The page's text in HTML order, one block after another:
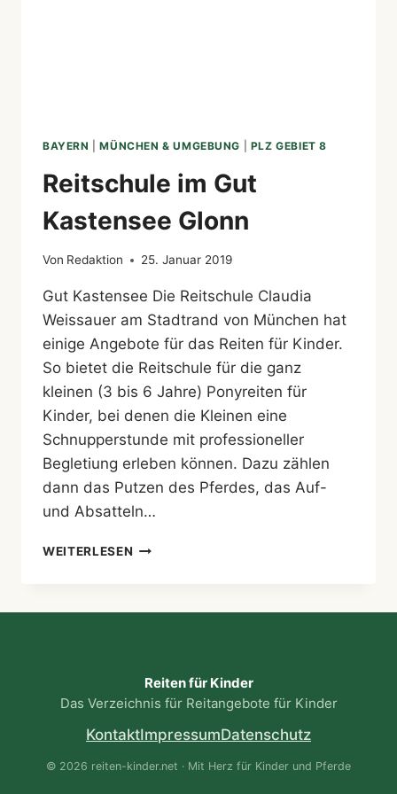
BAYERN |MÜNCHEN & UMGEBUNG PLZ GEBIET 8
Reitschule im Gut
Kastensee Glonn
Von Redaktion 25. Januar 2019
Gut Kastensee Die Reitschule Claudia
Weissauer am Stadtrand von München hat
einige Angebote für das Reiten für Kinder.
So bietet die Reitschule für die ganz
kleinen (3 bis 6 Jahre) Ponyreiten für
Kinder, bei denen die Kleinen eine
Schnupperstunde mit professioneller
Begletiung erleben können. Dazu zählen
dann das Putzen des Pferdes, das Auf-
und Absatteln…
WEITERLESEN REITSCHULE
Reiten für Kinder
Das Verzeichnis für Reitangebote für Kinder
KontaktImpressumDatenschutz
© 2026 reiten-kinder.net · Mit Herz für Kinder und Pferde